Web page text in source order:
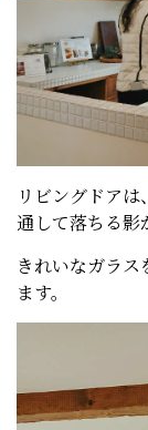
リビングドア
通して落ちる影
きれいなガラス
ます。